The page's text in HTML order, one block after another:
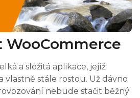
WooCommerce
a složitá aplikace, jejíž
vlastně stále rostou. Už dávno
nebude stačit běžný